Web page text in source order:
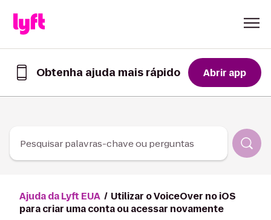
Obtenha ajuda mais rápido Obtenha
app
Abrir app
Pesquisar palavras-chave ou perguntas
Ajuda da Lyft EUA
Utilizar o VoiceOver no iOS
para criar uma conta ou acessar novamente